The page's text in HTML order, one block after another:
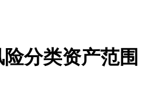
分类资产范围